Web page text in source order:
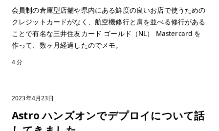
会員制の倉庫型店舗や県内にある鮮度の良いお店で使うための
クレジットカードがなく、航空機修行と肩を並べる修行がある
ことで有名な三井住友カード ゴールド（NL） Mastercard を
作って、数ヶ月経過したのでメモ。
4 分
2023年4月23日
Astro ハンズオンでデプロイについて話